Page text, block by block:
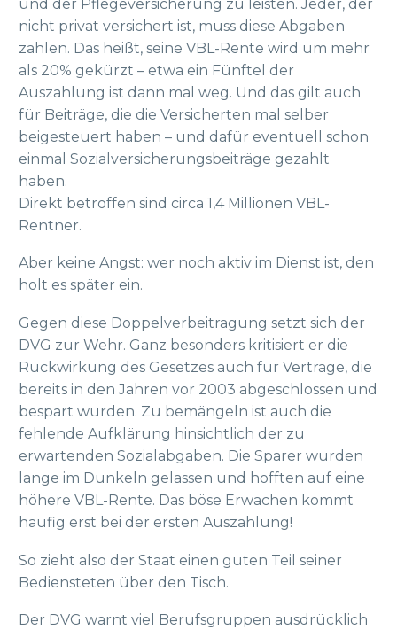
und der Pflegeversicherung zu leisten. Jeder, der
nicht privat versichert ist, muss diese Abgaben
zahlen. Das heißt, seine VBL-Rente wird um mehr
als 20% gekürzt – etwa ein Fünftel der
Auszahlung ist dann mal weg. Und das gilt auch
für Beiträge, die die Versicherten mal selber
beigesteuert haben – und dafür eventuell schon
einmal Sozialversicherungsbeiträge gezahlt
haben.
Direkt betroffen sind circa 1,4 Millionen VBL-
Rentner.
Aber keine Angst: wer noch aktiv im Dienst ist, den
holt es später ein.
Gegen diese Doppelverbeitragung setzt sich der
DVG zur Wehr. Ganz besonders kritisiert er die
Rückwirkung des Gesetzes auch für Verträge, die
bereits in den Jahren vor 2003 abgeschlossen und
bespart wurden. Zu bemängeln ist auch die
fehlende Aufklärung hinsichtlich der zu
erwartenden Sozialabgaben. Die Sparer wurden
lange im Dunkeln gelassen und hofften auf eine
höhere VBL-Rente. Das böse Erwachen kommt
häufig erst bei der ersten Auszahlung!
So zieht also der Staat einen guten Teil seiner
Bediensteten über den Tisch.
Der DVG warnt viel Berufsgruppen ausdrücklich